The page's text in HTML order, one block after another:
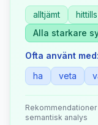
alltjämt
hittills
Alla starkare
Ofta använt med:
ha
veta
semantisk analys